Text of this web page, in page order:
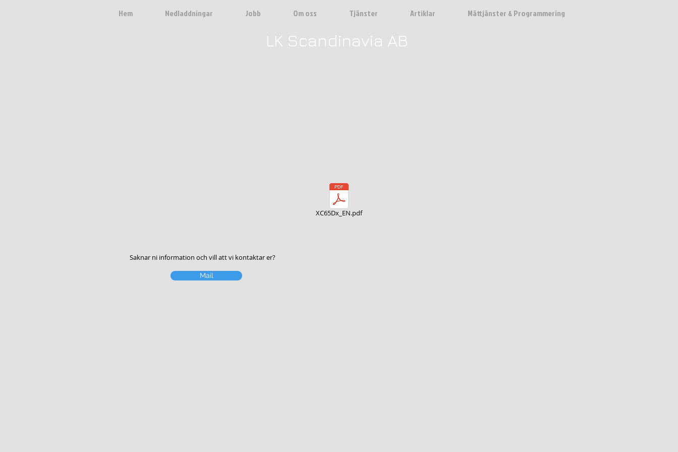
Hem Nedladdningar Jobb Om oss Tjänster Artiklar Mättjänster & Programmering
LK Scandinavia AB
XC65Dx_EN.pdf
Saknar ni information och vill att vi kontaktar er?
Mail